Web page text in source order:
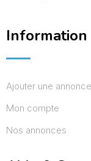
Information
Ajouter une annonce
Mon compte
Nos annonces